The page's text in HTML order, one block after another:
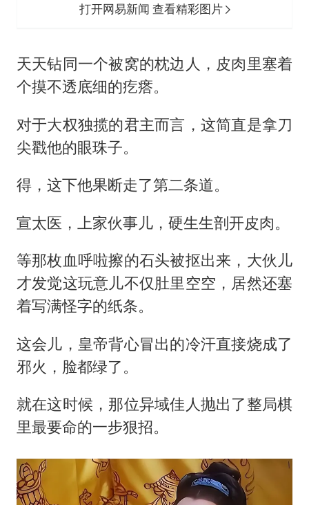
打开网易新闻 查看精彩图片
天天钻同一个被窝的枕边人，皮肉里塞着
个摸不透底细的疙瘩。
对于大权独揽的君主而言，这简直是拿刀
尖戳他的眼珠子。
得，这下他果断走了第二条道。
宣太医，上家伙事儿，硬生生剖开皮肉。
等那枚血呼啦擦的石头被抠出来，大伙儿
才发觉这玩意儿不仅肚里空空，居然还塞
着写满怪字的纸条。
这会儿，皇帝背心冒出的冷汗直接烧成了
邪火，脸都绿了。
就在这时候，那位异域佳人抛出了整局棋
里最要命的一步狠招。